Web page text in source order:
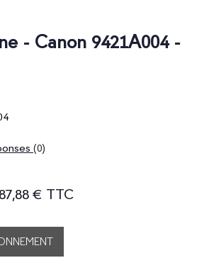
- Canon 9421A004 -
(0)
€ TTC